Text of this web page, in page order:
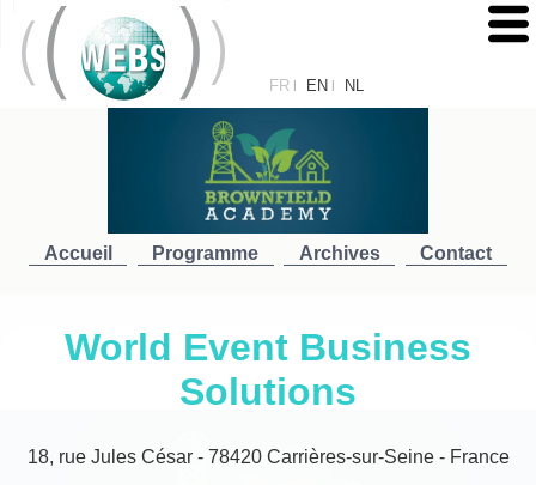
FR | EN | NL
Accueil Programme Archives Contact
World Event Business
Solutions
18, rue Jules César - 78420 Carrières-sur-Seine - France